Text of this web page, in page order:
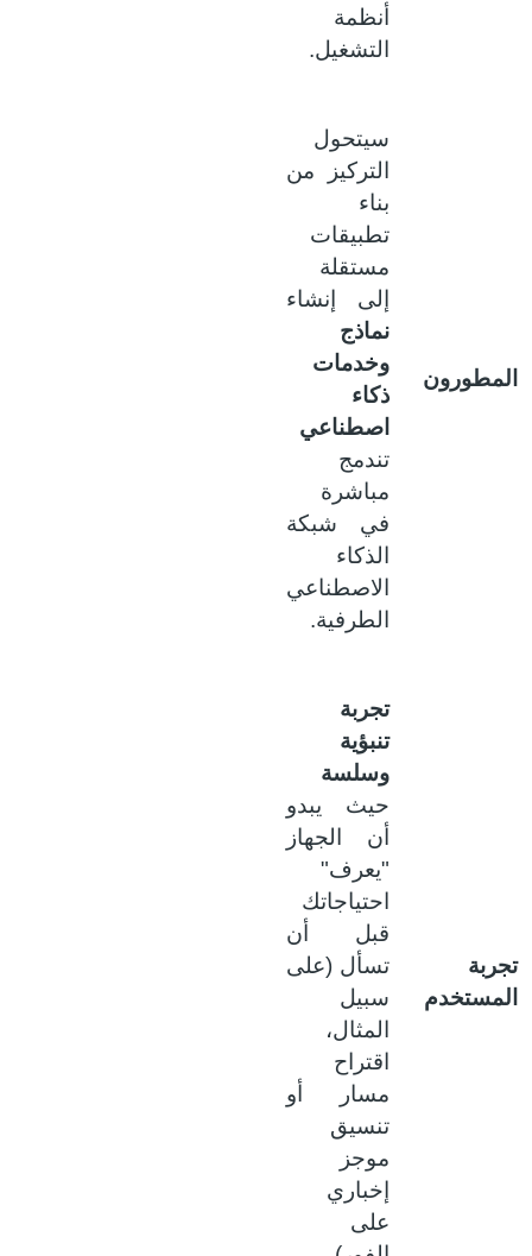
أنظمة
التشغيل.
سيتحول
التركيز من
بناء
تطبيقات
مستقلة
إلى إنشاء
نماذج
وخدمات
ذكاء
اصطناعي
تندمج
مباشرة
في شبكة
الذكاء
الاصطناعي
الطرفية.
تجربة
تنبؤية
وسلسة
حيث يبدو
أن الجهاز
"يعرف"
احتياجاتك
قبل أن
تسأل (على
سبيل
المثال،
اقتراح
مسار أو
تنسيق
موجز
إخباري
على